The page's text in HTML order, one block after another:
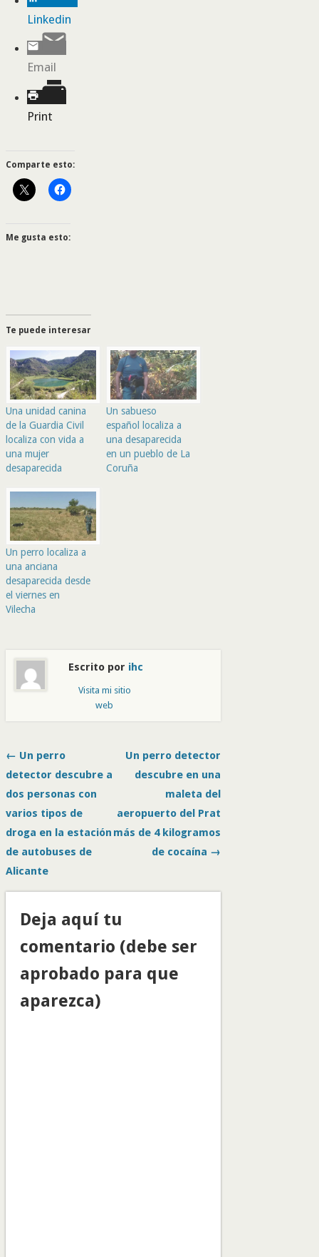
Linkedin
Email
Print
Comparte esto:
Me gusta esto:
Te puede interesar
Una unidad canina
de la Guardia Civil
localiza con vida a
una mujer
desaparecida
Un sabueso
español localiza a
una desaparecida
en un pueblo de La
Coruña
Un perro localiza a
una anciana
desaparecida desde
el viernes en
Vilecha
Escrito por ihc
Visita mi sitio
web
← Un perro
detector descubre a
dos personas con
varios tipos de
droga en la estación
de autobuses de
Alicante
Un perro detector
descubre en una
maleta del
aeropuerto del Prat
más de 4 kilogramos
de cocaína →
Deja aquí tu
comentario (debe ser
aprobado para que
aparezca)